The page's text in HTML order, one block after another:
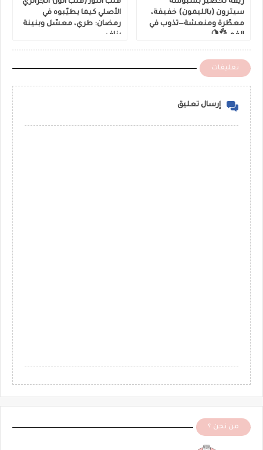
ريقة تحضير بسبوسة
سيترون (بالليمون) خفيفة،
معطّرة ومنعشة—تذوب في
الفم 👌🍋
قلب اللوز (قلب الوز) الجزائري
الأصلي كيما يطيّبوه في
رمضان: طري، معسّل وبنينة
بزاف
تعليقات
إرسال تعليق
من نحن ؟